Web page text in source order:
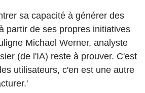
sa capacité à générer des
partir de ses propres initiatives
Michael Werner, analyste
(de l'IA) reste à prouver. C'est
utilisateurs, c'en est une autre